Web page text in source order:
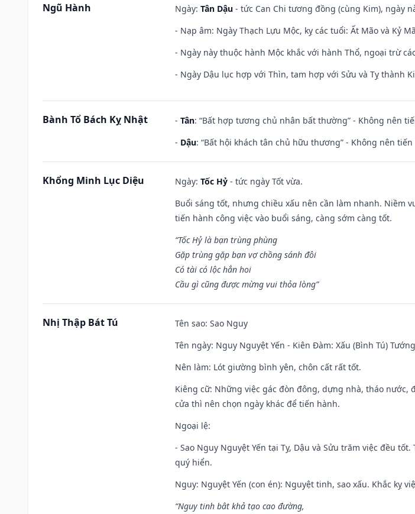
Ngũ Hành Ngày: Tân Dậu - tức Can Chi tương đồng (cùng Kim), ngày
- Nạp âm: Ngày Thạch Lựu Mộc, kỵ các tuổi: Ất Mão và Kỷ
- Ngày này thuộc hành Mộc khắc với hành Thổ, ngoại trừ
- Ngày Dậu lục hợp với Thìn, tam hợp với Sửu và Tỵ thành
Bành Tổ Bách Kỵ Nhật - Tân: “Bất hợp tương chủ nhân bất thường” - Không nên
- Dậu: “Bất hội khách tân chủ hữu thương” - Không nên
Khổng Minh Lục Diệu Ngày: Tốc Hỷ - tức ngày Tốt vừa.
Buổi sáng tốt, nhưng chiều xấu nên cần làm nhanh. Niềm
tiến hành công việc vào buổi sáng, càng sớm càng tốt.
“Tốc Hỷ là bạn trùng phùng
Gặp trùng gặp bạn vợ chồng sánh đôi
Có tài có lộc hẳn hoi
Cầu gì cũng được mừng vui thỏa lòng”
Nhị Thập Bát Tú Tên sao: Sao Nguy
Tên ngày: Nguy Nguyệt Yến - Kiên Đàm: Xấu (Bình Tú)
Nên làm: Lót giường bình yên, chôn cất rất tốt.
Kiêng cữ: Những việc gác đòn đông, dựng nhà, tháo nước,
cửa thì nên chọn ngày khác để tiến hành.
Ngoại lệ:
- Sao Nguy Nguyệt Yến tại Tỵ, Dậu và Sửu trăm việc đều
quý hiển.
Nguy: Nguyệt Yến (con én): Nguyệt tinh, sao xấu. Khắc kỵ
“Nguy tinh bât khả tạo cao đường,